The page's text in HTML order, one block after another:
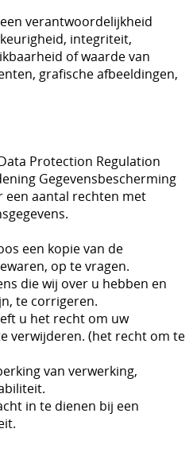
verantwoordelijkheid
integriteit,
of waarde van
grafische afbeeldingen,
Protection Regulation
Gegevensbescherming
een aantal rechten met
een kopie van de
op te vragen.
die wij over u hebben en
te corrigeren.
u het recht om uw
verwijderen. (het recht om te
van verwerking,
in te dienen bij een